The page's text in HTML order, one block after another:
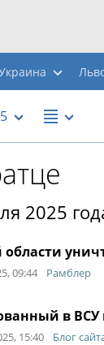
2025
области
09:44 Рамблер
в ВСУ
15:40 Блог